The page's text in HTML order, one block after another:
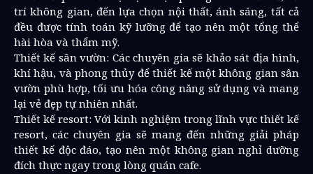
trí không gian, đến lựa chọn nội thất, ánh sáng, tất cả
đều được tính toán kỹ lưỡng để tạo nên một tổng thể
hài hòa và thẩm mỹ.
Thiết kế sân vườn: Các chuyên gia sẽ khảo sát địa hình,
khí hậu, và phong thủy để thiết kế một không gian sân
vườn phù hợp, tối ưu hóa công năng sử dụng và mang
lại vẻ đẹp tự nhiên nhất.
Thiết kế resort: Với kinh nghiệm trong lĩnh vực thiết kế
resort, các chuyên gia sẽ mang đến những giải pháp
thiết kế độc đáo, tạo nên một không gian nghỉ dưỡng
đích thực ngay trong lòng quán cafe.